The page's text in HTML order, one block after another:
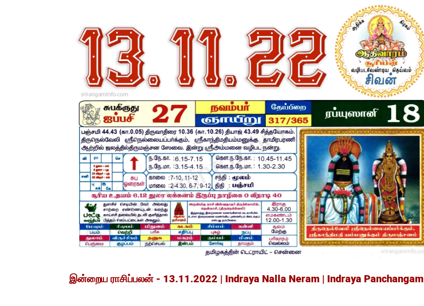
இன்றைய ராசிப்பலன் - 13.11.2022 | Indraya Nalla Neram | Indraya Panchangam